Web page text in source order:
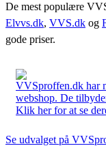
De mest populære
Elvvs.dk, VVS.dk og
gode priser.
VVSproffen.dk har
webshop. De
Klik her for at se
Se udvalget på